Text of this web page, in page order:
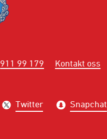
911 99 179 Kontakt oss
Twitter Snapchat